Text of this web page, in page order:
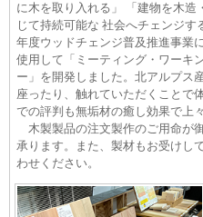
に⽊を取り⼊れる」 「建物を⽊
じて持続可能な 社会へチェンジ
年度ウッドチェンジ普及推進事業
使用して「ミーティング・ワーキ
ー」を開発しました。北アルプス
座ったり、触れていただくことで
での評判も無垢材の癒し効果で上
木製製品の注文製作のご用命が
承ります。また、製材もお受けし
わせください。